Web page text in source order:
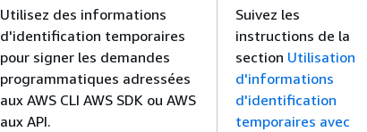
Utilisez des informations
d'identification temporaires
pour signer les demandes
programmatiques adressées
aux AWS CLI AWS SDK ou AWS
aux API.
Suivez les
instructions de la
section Utilisation
d'informations
d'identification
temporaires avec